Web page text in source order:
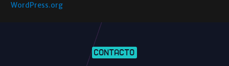
WordPress.org
CONTACTO